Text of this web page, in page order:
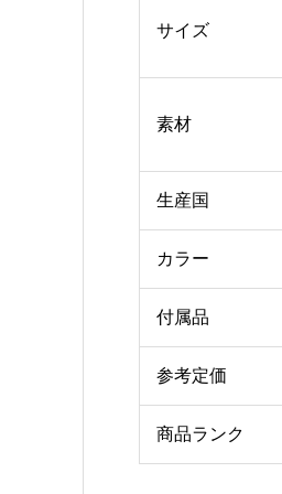
サイズ
素材
生産国
カラー
付属品
参考定価
商品ランク